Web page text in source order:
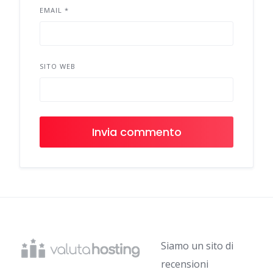
EMAIL *
SITO WEB
Siamo un sito di
recensioni